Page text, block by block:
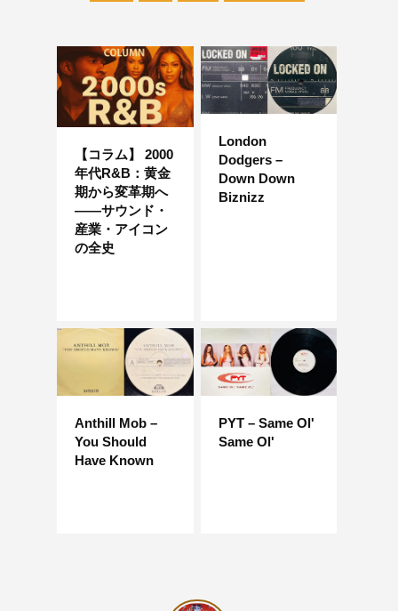
【コラム】 2000
年代R&B：黄金
期から変革期へ
――サウンド・
産業・アイコン
の全史
London
Dodgers –
Down Down
Biznizz
Anthill Mob –
You Should
Have Known
PYT – Same Ol'
Same Ol'